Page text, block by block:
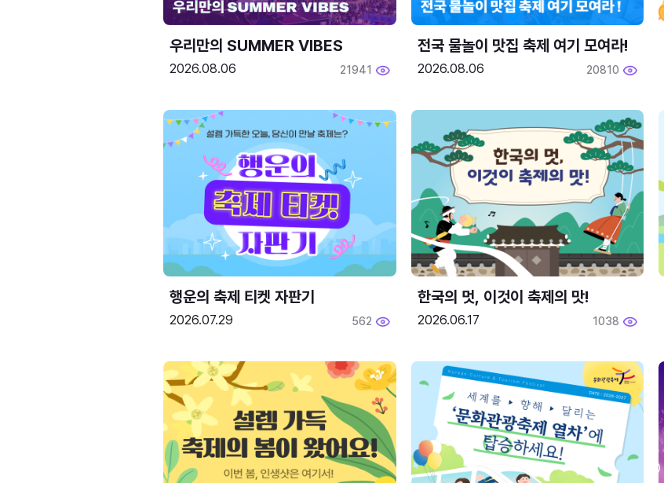
우리만의 SUMMER VIBES
2026.08.06 21941
전국 물놀이 맛집 축제 여기 모여라!
2026.08.06 20810
행운의 축제 티켓 자판기
2026.07.29 562
한국의 멋, 이것이 축제의 맛!
2026.06.17 1038